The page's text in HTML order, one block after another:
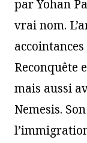
par Yohan
vrai nom.
Reconquête
mais aussi
Nemesis.